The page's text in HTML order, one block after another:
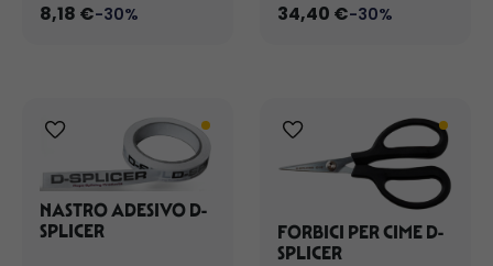
8,18 €-30% 34,40 €-30%
NASTRO ADESIVO D-
SPLICER
FORBICI PER CIME D-
SPLICER